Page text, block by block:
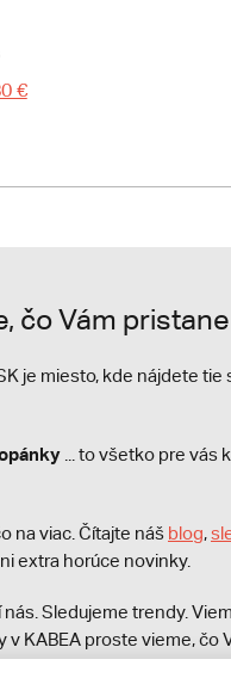
€
čo Vám pristane
je miesto, kde nájdete
... to všetko pre vás
na viac. Čítajte náš blog,
extra horúce novinky.
Sledujeme trendy.
KABEA proste vieme, čo